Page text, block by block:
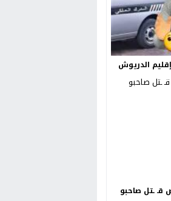
إقليم الدريوش
قـ ـتل صاحبو